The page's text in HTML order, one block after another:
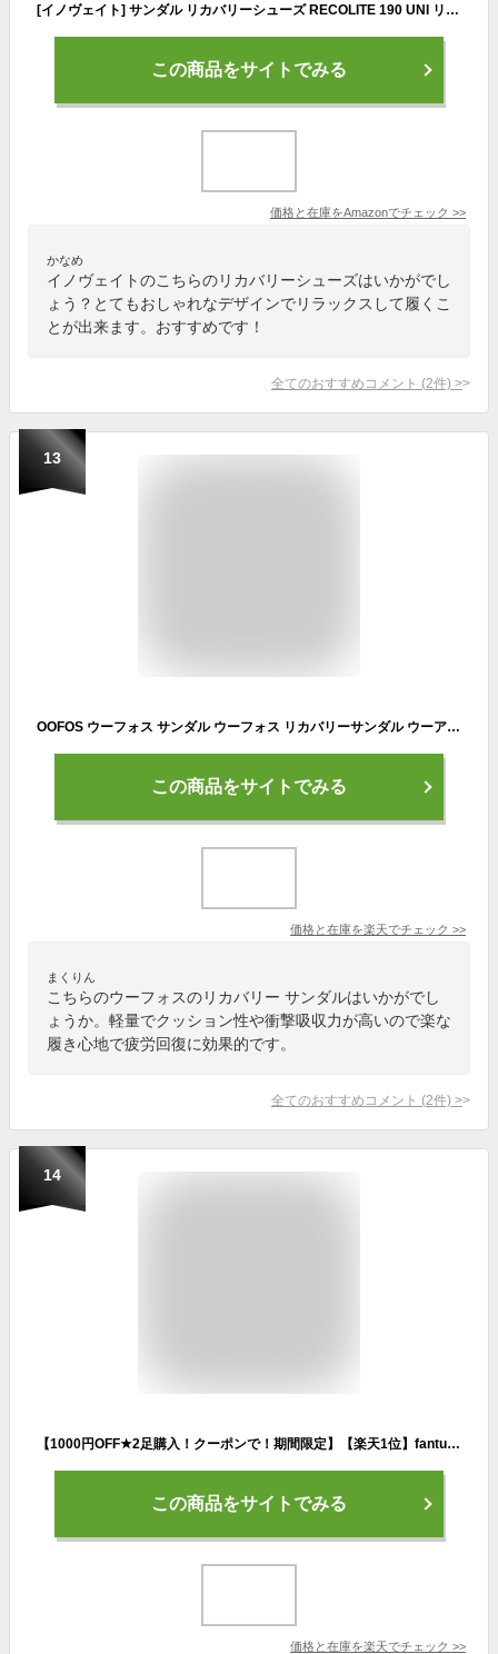
[イノヴェイト] サンダル リカバリーシューズ RECOLITE 190 UNI リラックス 移動 クイックシューレース BGOR(NO5SSD02U) 25.0 cm
この商品をサイトでみる
価格と在庫をAmazonでチェック >>
かなめ
イノヴェイトのこちらのリカバリーシューズはいかがでし
ょう？とてもおしゃれなデザインでリラックスして履くこ
とが出来ます。おすすめです！
全てのおすすめコメント (2件) >
13
OOFOS ウーフォス サンダル ウーフォス リカバリーサンダル ウーアースポーツ フレックス ルクス OOahh Sport Flex / Luxe リカバリーシューズ トレイルランニング トレラン 5020041 【沖縄配送不可】
この商品をサイトでみる
価格と在庫を楽天でチェック >>
まくりん
こちらのウーフォスのリカバリー サンダルはいかがでし
ょうか。軽量でクッション性や衝撃吸収力が高いので楽な
履き心地で疲労回復に効果的です。
全てのおすすめコメント (2件) >
14
【1000円OFF★2足購入！クーポンで！期間限定】【楽天1位】fanture サンダル FANTURE リカバリーサンダル スポーツサンダル スリッパ リカバリーシューズ コンフォートサンダル スポーツ メンズ レディース ユニセックス 厚底 サンダル ^fan003^
この商品をサイトでみる
価格と在庫を楽天でチェック >>